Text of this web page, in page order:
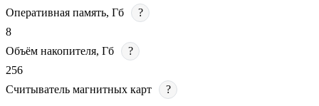
Оперативная память, Гб
?
8
Объём накопителя, Гб
?
256
Считыватель магнитных карт
?